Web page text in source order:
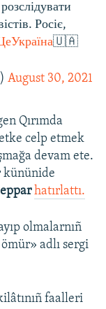
Росіє,
🇺🇦
August 30, 2021
Qırımda
celp etmek
devam ete.
kününide
hatırlattı.
olmalarnıñ
adlı sergi
faalleri